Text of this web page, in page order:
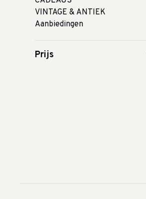
VINTAGE & ANTIEK
Aanbiedingen
Prijs